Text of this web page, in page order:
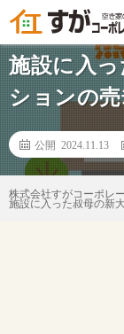
不動産ご売却事例
施設に入
ションの
公開 2024.11.13
株式会社すがコーポレ
施設に入った叔母の新